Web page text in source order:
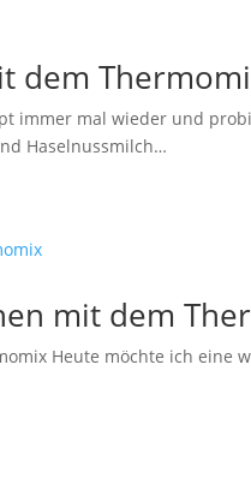
dem
immer mal wieder und
Haselnussmilch…
mit dem
Heute möchte ich eine